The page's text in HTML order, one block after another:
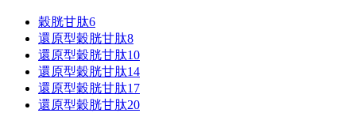
穀胱甘肽6
還原型穀胱甘肽8
還原型穀胱甘肽10
還原型穀胱甘肽14
還原型穀胱甘肽17
還原型穀胱甘肽20